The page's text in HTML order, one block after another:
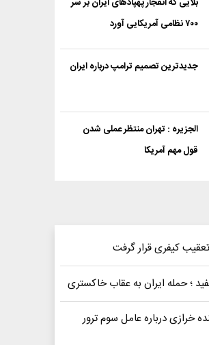
۷۰۰ نظامی آمریکایی آورد
جدیدترین تصمیم ترامپ درباره ایران
الجزیره : تهران منتظر عملی شدن
قول مهم آمریکا
کیفری قرار گرفت
؛ حمله ایران به عقاب خاکستری
خرازی درباره عامل سوم ترور